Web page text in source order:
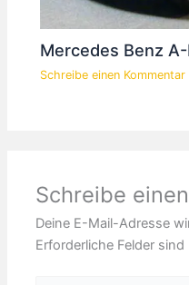
Mercedes Benz
Schreibe einen Kommentar
Schreibe
Deine E-Mail-Adresse
Erforderliche Felder sind